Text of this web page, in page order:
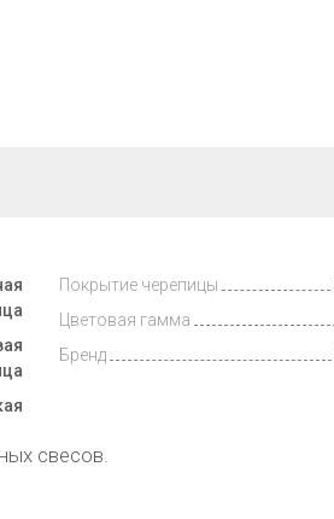
Покрытие черепицы
Цветовая гамма
Бренд
свесов.